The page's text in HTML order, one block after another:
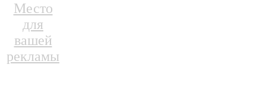
Место
для
вашей
рекламы